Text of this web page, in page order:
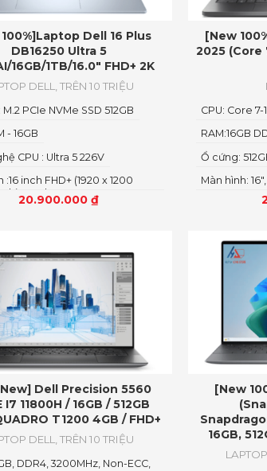
Dell 16 Plus
DB16250 Ultra 5
16GB/1TB/16.0″ FHD+ 2K
DELL, TRÊN 10 TRIỆU
20.900.000₫
:16 inch FHD+ (1920 x 1200
Touch
CPU : Ultra 5 226V
- 16GB
PCIe NVMe SSD 512GB
[New
2025 (Core
Màn hình:
45% NTSC,
Ổ cứng:
RAM:16GB
CPU: Core 7-
Dell Precision 5560
I7 11800H / 16GB / 512GB
T1200 4GB / FHD+
DELL, TRÊN 10 TRIỆU
DDR4, 3200MHz, Non-ECC,
[New
16GB,